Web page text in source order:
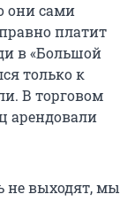
они сами
платит
в «Большой
только к
В торговом
арендовали
не выходят, мы